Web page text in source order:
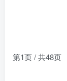
第1页 / 共48页